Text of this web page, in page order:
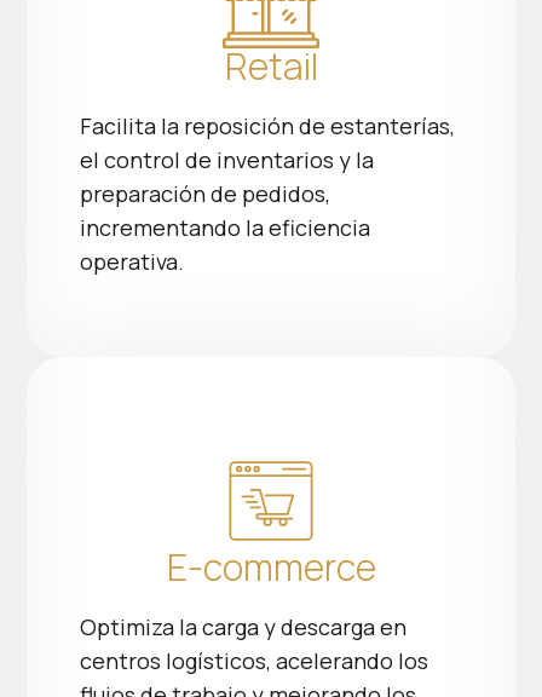
Retail
Facilita la reposición de estanterías,
el control de inventarios y la
preparación de pedidos,
incrementando la eficiencia
operativa.
E-commerce
Optimiza la carga y descarga en
centros logísticos, acelerando los